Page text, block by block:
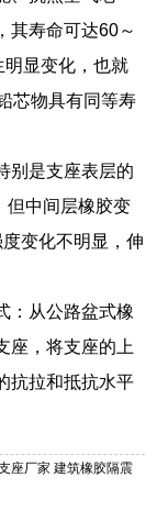
其寿命可达60～
显变化，也就
芯物具有同等寿
别是支座表层的
但中间层橡胶变
变化不明显，伸
：从公路盆式橡
座，将支座的上
抗拉和抵抗水平
座厂家 建筑橡胶隔震